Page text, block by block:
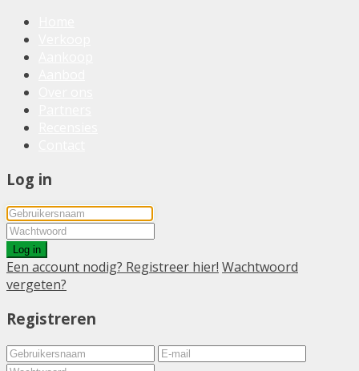
Log in
Log in
Een account nodig? Registreer hier! Wachtwoord
vergeten?
Registreren